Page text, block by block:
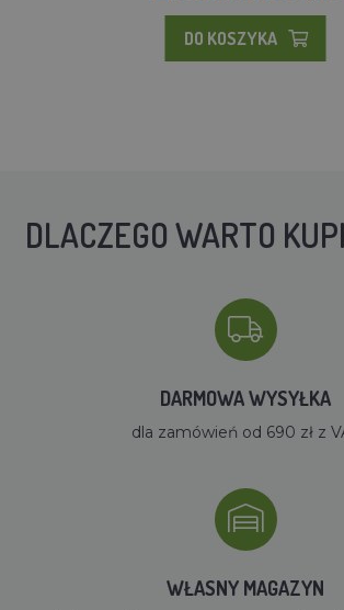
DO KOSZYKA
DLACZEGO WARTO
DARMOWA WYSYŁKA
dla zamówień od 690 zł z
WŁASNY MAGAZYN